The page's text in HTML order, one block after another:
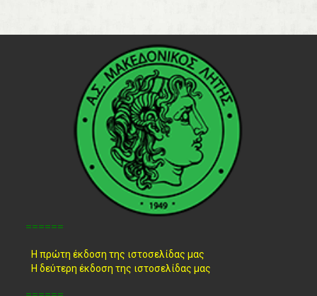
======
Η πρώτη έκδοση της ιστοσελίδας μας
Η δεύτερη έκδοση της ιστοσελίδας μας